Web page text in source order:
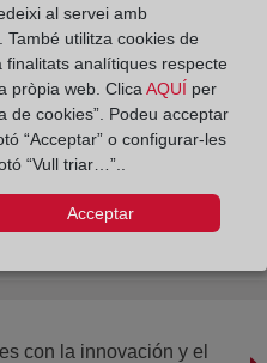
del coronavirus y la
Por Carlos
con la innovación y el
al servei amb
utilitza cookies de
analítiques respecte
pròpia web. ClicaAQUÍ per
de cookies”. Podeu acceptar
“Acceptar” o configurar-les
“Vull triar…”..
Acceptar